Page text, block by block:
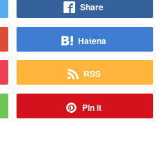
Share
Hatena
RSS
Pin it